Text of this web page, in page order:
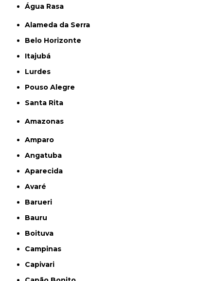
Água Rasa
Alameda da Serra
Belo Horizonte
Itajubá
Lurdes
Pouso Alegre
Santa Rita
Amazonas
Amparo
Angatuba
Aparecida
Avaré
Barueri
Bauru
Boituva
Campinas
Capivari